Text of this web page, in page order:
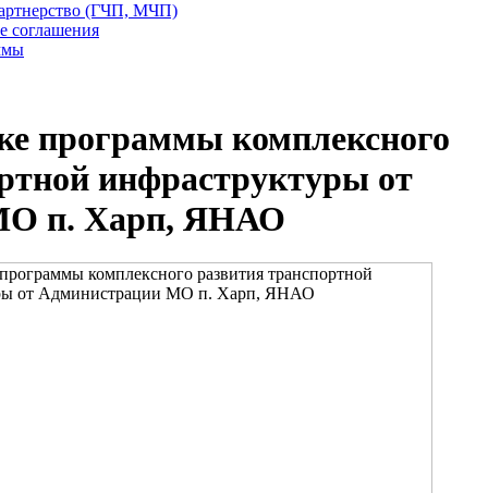
(ГЧП, МЧП)
соглашения
программы комплексного
инфраструктуры от
п. Харп, ЯНАО